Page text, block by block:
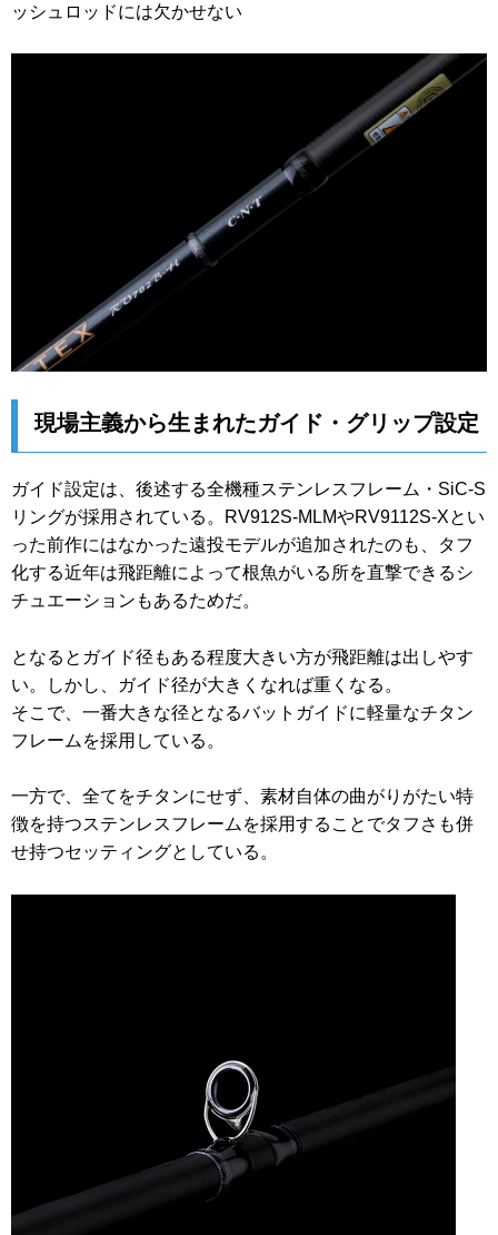
ッシュロッドには欠かせない
現場主義から生まれたガイド・グリップ設定
ガイド設定は、後述する全機種ステンレスフレーム・SiC-S
リングが採用されている。RV912S-MLMやRV9112S-Xとい
った前作にはなかった遠投モデルが追加されたのも、タフ
化する近年は飛距離によって根魚がいる所を直撃できるシ
チュエーションもあるためだ。
となるとガイド径もある程度大きい方が飛距離は出しやす
い。しかし、ガイド径が大きくなれば重くなる。
そこで、一番大きな径となるバットガイドに軽量なチタン
フレームを採用している。
一方で、全てをチタンにせず、素材自体の曲がりがたい特
徴を持つステンレスフレームを採用することでタフさも併
せ持つセッティングとしている。